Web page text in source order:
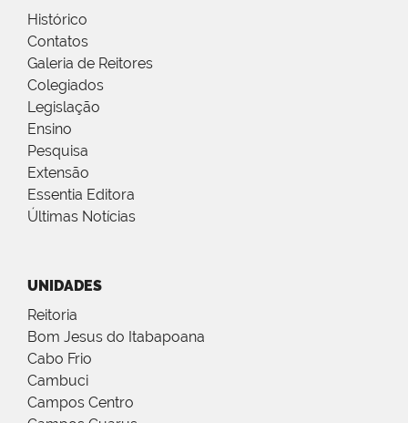
Histórico
Contatos
Galeria de Reitores
Colegiados
Legislação
Ensino
Pesquisa
Extensão
Essentia Editora
Últimas Notícias
UNIDADES
Reitoria
Bom Jesus do Itabapoana
Cabo Frio
Cambuci
Campos Centro